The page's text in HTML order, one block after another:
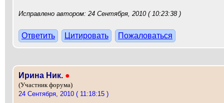
Исправлено автором: 24 Сентября, 2010 ( 10:23:38 )
Ответить Цитировать Пожаловаться
Ирина Ник. ●
(Участник форума)
24 Сентября, 2010 ( 11:18:15 )